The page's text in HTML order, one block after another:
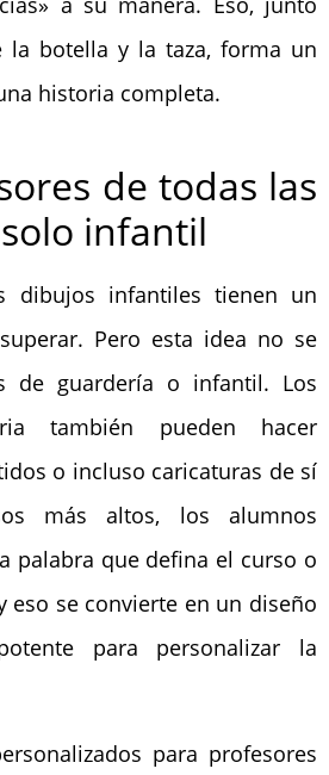
la botella y la taza, forma un
historia completa.
de todas las
infantil
dibujos infantiles tienen un
Pero esta idea no se
de guardería o infantil. Los
también pueden hacer
o incluso caricaturas de sí
más altos, los alumnos
palabra que defina el curso o
eso se convierte en un diseño
para personalizar la
para profesores